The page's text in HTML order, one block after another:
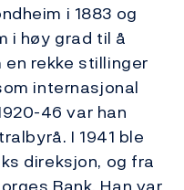
i 1883 og
i høy grad til å
rekke stillinger
internasjonal
46 var han
I 1941 ble
direksjon, og fra